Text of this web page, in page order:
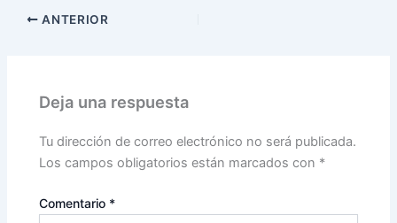
ANTERIOR
Deja una respuesta
Tu dirección de correo electrónico no será publicada.
Los campos obligatorios están marcados con *
Comentario *